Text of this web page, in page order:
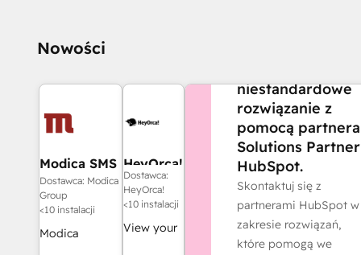
Nowości
Modica SMS
Messaging
Dostawca: Modica
Group
<10 instalacji
Modica
HeyOrca!
Dostawca:
HeyOrca!
<10 instalacji
View your
niestandardowe
rozwiązanie z
pomocą partnera
Solutions Partner
HubSpot.
Skontaktuj się z
partnerami HubSpot w
zakresie rozwiązań,
które pomogą we